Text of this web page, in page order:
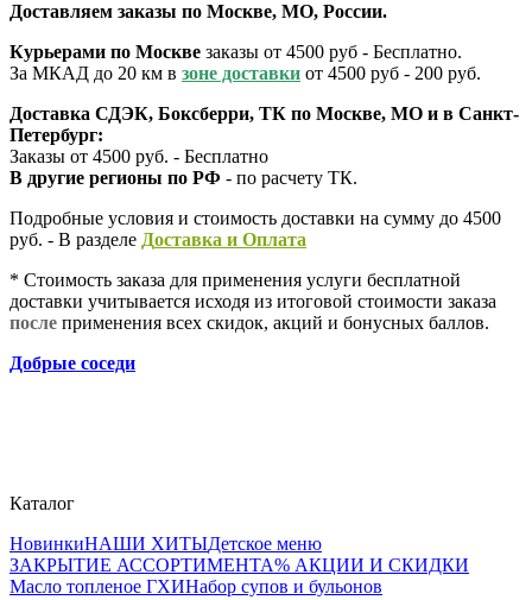
Доставляем заказы по Москве, МО, России.
Курьерами по Москве заказы от 4500 руб - Бесплатно.
За МКАД до 20 км в зоне доставки от 4500 руб - 200 руб.
Доставка СДЭК, Боксберри, ТК по Москве, МО и в Санкт-
Петербург:
Заказы от 4500 руб. - Бесплатно
В другие регионы по РФ - по расчету ТК.
Подробные условия и стоимость доставки на сумму до 4500
руб. - В разделе Доставка и Оплата
* Стоимость заказа для применения услуги бесплатной
доставки учитывается исходя из итоговой стоимости заказа
после применения всех скидок, акций и бонусных баллов.
Добрые соседи
Каталог
НовинкиНАШИ ХИТЫДетское меню
ЗАКРЫТИЕ АССОРТИМЕНТА% АКЦИИ И СКИДКИ
Масло топленое ГХИНабор супов и бульонов